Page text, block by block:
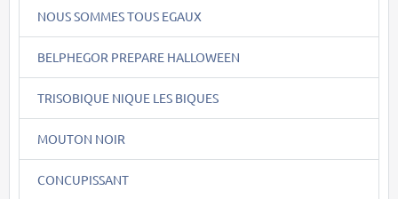
NOUS SOMMES TOUS EGAUX
BELPHEGOR PREPARE HALLOWEEN
TRISOBIQUE NIQUE LES BIQUES
MOUTON NOIR
CONCUPISSANT